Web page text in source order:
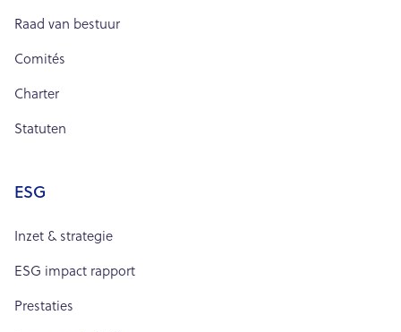
Raad van bestuur
Comités
Charter
Statuten
ESG
Inzet & strategie
ESG impact rapport
Prestaties